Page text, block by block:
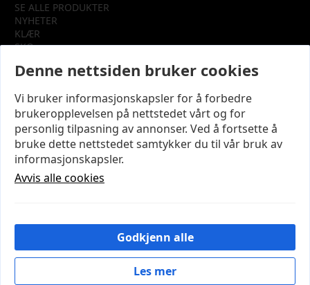
SE ALLE PRODUKTER
NYHETER
KLÆR
SKO
SALG
INFORMASJON
OM OSS
KUNDEKLUBB
KONTAKT OSS
KJØPSVILKÅR OG BETINGELSER
PERSONVERN
© 2026 NYE MODENA – Utviklet og designet avIT-
Sentralen AS
Denne nettsiden bruker cookies
Vi bruker informasjonskapsler for å forbedre
brukeropplevelsen på nettstedet vårt og for
personlig tilpasning av annonser. Ved å fortsette å
bruke dette nettstedet samtykker du til vår bruk av
informasjonskapsler.
Avvis alle cookies
Les mer
Godkjenn alle